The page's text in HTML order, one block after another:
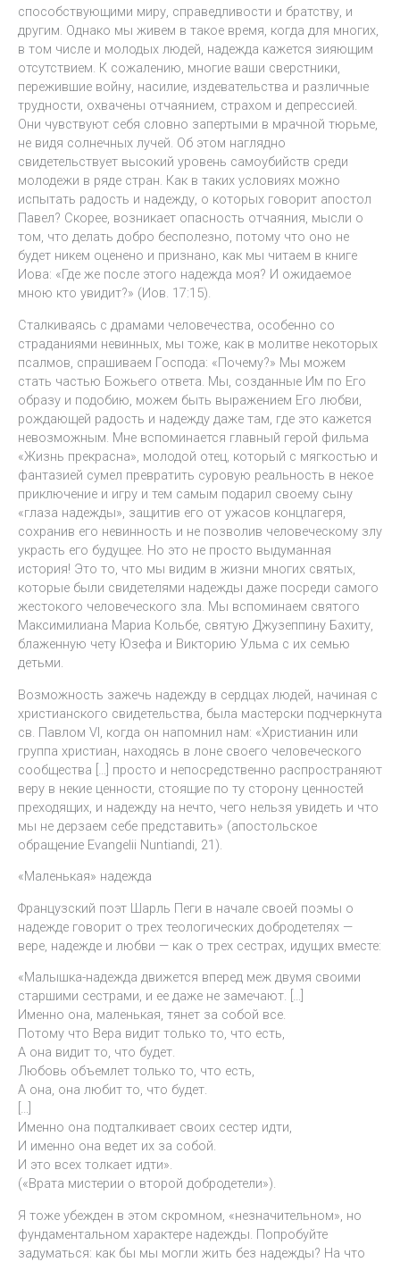
способствующими миру, справедливости и братству, и
другим. Однако мы живем в такое время, когда для многих,
в том числе и молодых людей, надежда кажется зияющим
отсутствием. К сожалению, многие ваши сверстники,
пережившие войну, насилие, издевательства и различные
трудности, охвачены отчаянием, страхом и депрессией.
Они чувствуют себя словно запертыми в мрачной тюрьме,
не видя солнечных лучей. Об этом наглядно
свидетельствует высокий уровень самоубийств среди
молодежи в ряде стран. Как в таких условиях можно
испытать радость и надежду, о которых говорит апостол
Павел? Скорее, возникает опасность отчаяния, мысли о
том, что делать добро бесполезно, потому что оно не
будет никем оценено и признано, как мы читаем в книге
Иова: «Где же после этого надежда моя? И ожидаемое
мною кто увидит?» (Иов. 17:15).
Сталкиваясь с драмами человечества, особенно со
страданиями невинных, мы тоже, как в молитве некоторых
псалмов, спрашиваем Господа: «Почему?» Мы можем
стать частью Божьего ответа. Мы, созданные Им по Его
образу и подобию, можем быть выражением Его любви,
рождающей радость и надежду даже там, где это кажется
невозможным. Мне вспоминается главный герой фильма
«Жизнь прекрасна», молодой отец, который с мягкостью и
фантазией сумел превратить суровую реальность в некое
приключение и игру и тем самым подарил своему сыну
«глаза надежды», защитив его от ужасов концлагеря,
сохранив его невинность и не позволив человеческому злу
украсть его будущее. Но это не просто выдуманная
история! Это то, что мы видим в жизни многих святых,
которые были свидетелями надежды даже посреди самого
жестокого человеческого зла. Мы вспоминаем святого
Максимилиана Мариа Кольбе, святую Джузеппину Бахиту,
блаженную чету Юзефа и Викторию Ульма с их семью
детьми.
Возможность зажечь надежду в сердцах людей, начиная с
христианского свидетельства, была мастерски подчеркнута
св. Павлом VI, когда он напомнил нам: «Христианин или
группа христиан, находясь в лоне своего человеческого
сообщества […] просто и непосредственно распространяют
веру в некие ценности, стоящие по ту сторону ценностей
преходящих, и надежду на нечто, чего нельзя увидеть и что
мы не дерзаем себе представить» (апостольское
обращение Evangelii Nuntiandi, 21).
«Маленькая» надежда
Французский поэт Шарль Пеги в начале своей поэмы о
надежде говорит о трех теологических добродетелях —
вере, надежде и любви — как о трех сестрах, идущих вместе:
«Малышка-надежда движется вперед меж двумя своими
старшими сестрами, и ее даже не замечают. […]
Именно она, маленькая, тянет за собой все.
Потому что Вера видит только то, что есть,
А она видит то, что будет.
Любовь объемлет только то, что есть,
А она, она любит то, что будет.
[…]
Именно она подталкивает своих сестер идти,
И именно она ведет их за собой.
И это всех толкает идти».
(«Врата мистерии о второй добродетели»).
Я тоже убежден в этом скромном, «незначительном», но
фундаментальном характере надежды. Попробуйте
задуматься: как бы мы могли жить без надежды? На что